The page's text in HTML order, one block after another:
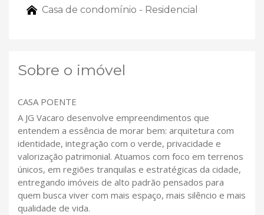
Casa de condomínio - Residencial
Sobre o imóvel
CASA POENTE
A JG Vacaro desenvolve empreendimentos que
entendem a essência de morar bem: arquitetura com
identidade, integração com o verde, privacidade e
valorização patrimonial. Atuamos com foco em terrenos
únicos, em regiões tranquilas e estratégicas da cidade,
entregando imóveis de alto padrão pensados para
quem busca viver com mais espaço, mais silêncio e mais
qualidade de vida.